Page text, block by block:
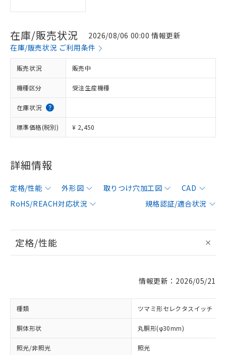
在庫/販売状況
2026/08/06 00:00 情報更新
在庫/販売状況 ご利用条件
販売状況 販売中
機種区分 受注生産機種
在庫状況
標準価格(税別) ¥ 2,450
詳細情報
定格/性能 外形図 取りつけ穴加工図
CAD
RoHS/REACH対応状況
規格認証/適合状況
定格/性能
情報更新：2026/05/21
種類 ツマミ形セレクタスイッチ
胴体形状 丸胴形(φ30mm)
照光/非照光 照光